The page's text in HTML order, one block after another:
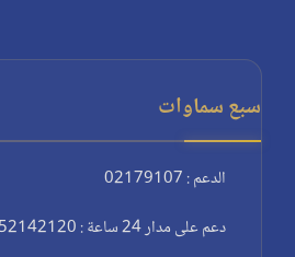
سبع سماوات
الدعم : 02179107
دعم على مدار 24 ساعة : 09152142120